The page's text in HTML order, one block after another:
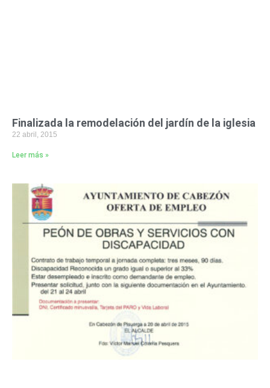
Finalizada la remodelación del jardín de la iglesia
22 abril, 2015
Leer más »